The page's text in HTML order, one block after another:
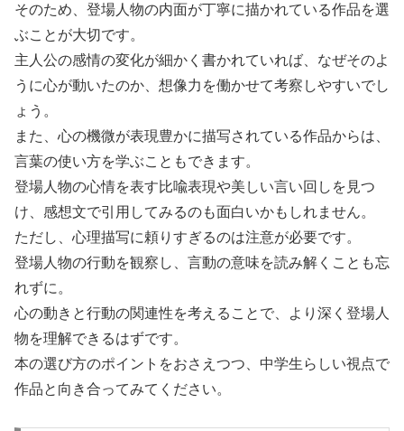
そのため、登場人物の内面が丁寧に描かれている作品を選
ぶことが大切です。
主人公の感情の変化が細かく書かれていれば、なぜそのよ
うに心が動いたのか、想像力を働かせて考察しやすいでし
ょう。
また、心の機微が表現豊かに描写されている作品からは、
言葉の使い方を学ぶこともできます。
登場人物の心情を表す比喩表現や美しい言い回しを見つ
け、感想文で引用してみるのも面白いかもしれません。
ただし、心理描写に頼りすぎるのは注意が必要です。
登場人物の行動を観察し、言動の意味を読み解くことも忘
れずに。
心の動きと行動の関連性を考えることで、より深く登場人
物を理解できるはずです。
本の選び方のポイントをおさえつつ、中学生らしい視点で
作品と向き合ってみてください。